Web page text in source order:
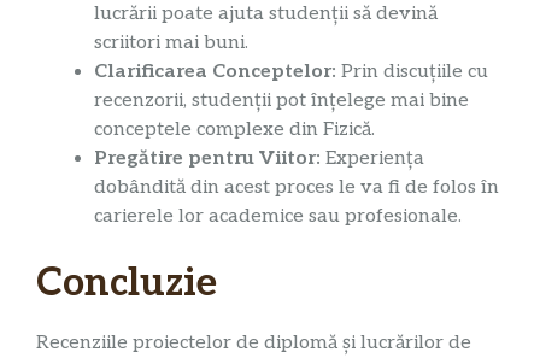
lucrării poate ajuta studenții să devină
scriitori mai buni.
Clarificarea Conceptelor: Prin discuțiile cu
recenzorii, studenții pot înțelege mai bine
conceptele complexe din Fizică.
Pregătire pentru Viitor: Experiența
dobândită din acest proces le va fi de folos în
carierele lor academice sau profesionale.
Concluzie
Recenziile proiectelor de diplomă și lucrărilor de